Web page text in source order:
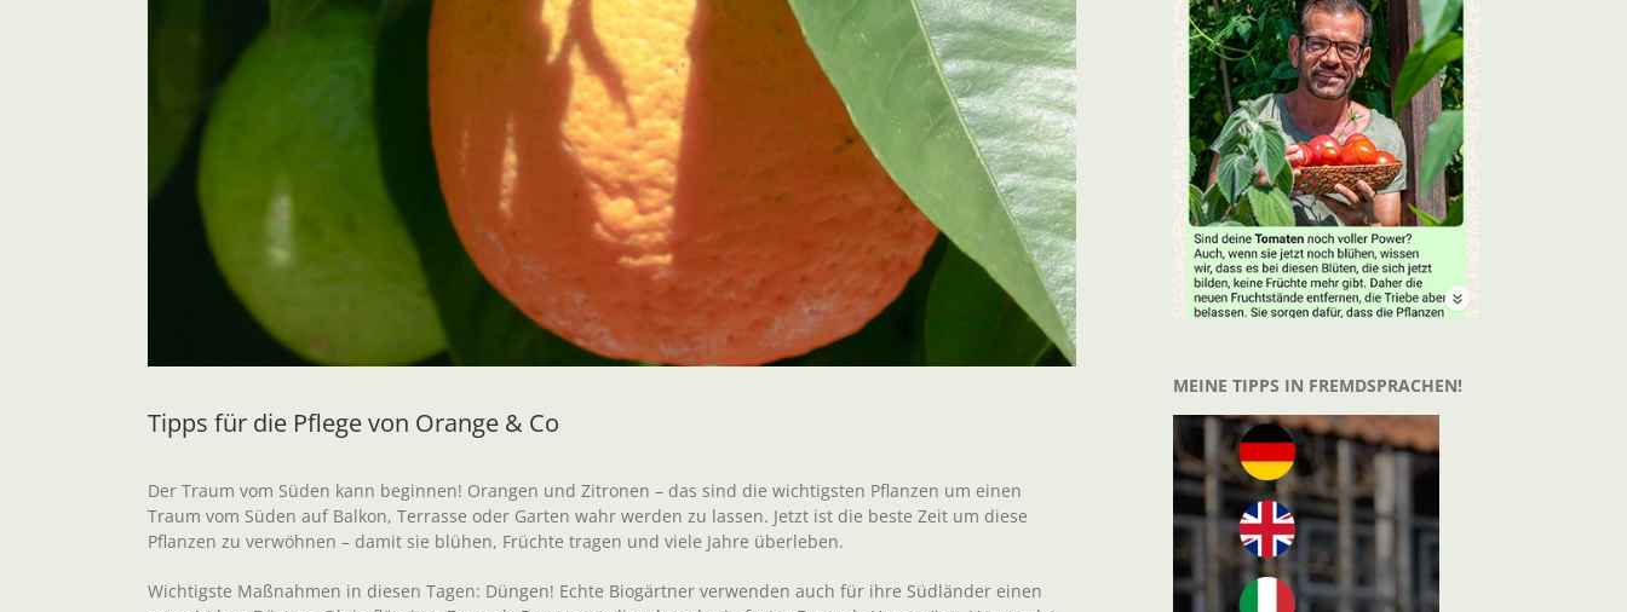
Tipps für die Pflege von Orange & Co
Der Traum vom Süden kann beginnen! Orangen und Zitronen – das sind die wichtigsten Pflanzen um einen
Traum vom Süden auf Balkon, Terrasse oder Garten wahr werden zu lassen. Jetzt ist die beste Zeit um diese
Pflanzen zu verwöhnen – damit sie blühen, Früchte tragen und viele Jahre überleben.
Wichtigste Maßnahmen in diesen Tagen: Düngen! Echte Biogärtner verwenden auch für ihre Südländer einen
MEINE TIPPS IN FREMDSPRACHEN!